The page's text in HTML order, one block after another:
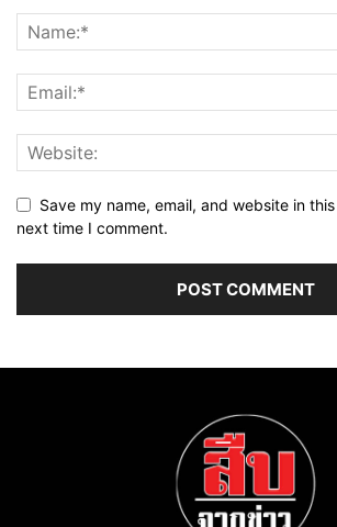
Save my name, email, and website in
next time I comment.